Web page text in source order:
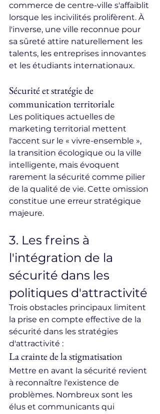
commerce de centre-ville s'affaiblit
lorsque les incivilités prolifèrent. À
l'inverse, une ville reconnue pour
sa sûreté attire naturellement les
talents, les entreprises innovantes
et les étudiants internationaux.
Sécurité et stratégie de
communication territoriale
Les politiques actuelles de
marketing territorial mettent
l'accent sur le « vivre-ensemble »,
la transition écologique ou la ville
intelligente, mais évoquent
rarement la sécurité comme pilier
de la qualité de vie. Cette omission
constitue une erreur stratégique
majeure.
3. Les freins à
l'intégration de la
sécurité dans les
politiques d'attractivité
Trois obstacles principaux limitent
la prise en compte effective de la
sécurité dans les stratégies
d'attractivité :
La crainte de la stigmatisation
Mettre en avant la sécurité revient
à reconnaître l'existence de
problèmes. Nombreux sont les
élus et communicants qui